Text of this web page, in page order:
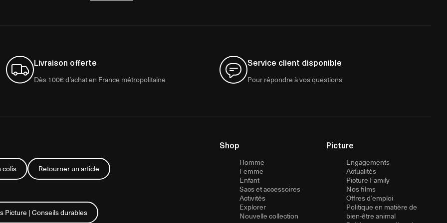
Livraison offerte
Dès 100€ d’achat en France métropolitaine
Service client disponible
Pour répondre à vos questions
colis Retourner un article
Picture | Conseils durables
Shop
Homme
Femme
Enfant
Sacs et accessoires
Activités
Explorer
Nouvelle collection
Picture
Engagements
Actualités
Picture Family
Nos films
Offres d’emploi
Politique en matière de
bien-être animal